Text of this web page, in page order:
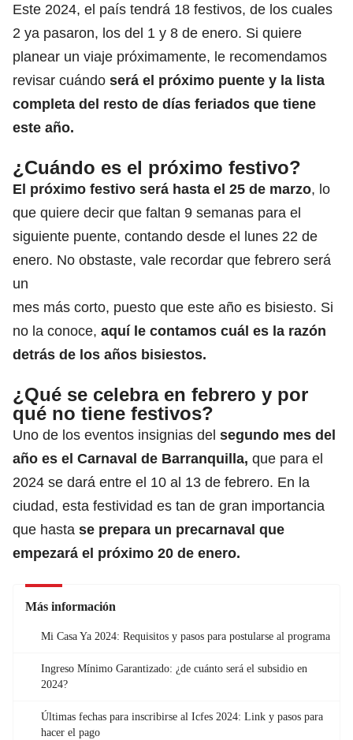
Este 2024, el país tendrá 18 festivos, de los cuales
2 ya pasaron, los del 1 y 8 de enero. Si quiere
planear un viaje próximamente, le recomendamos
revisar cuándo será el próximo puente y la lista
completa del resto de días feriados que tiene
este año.
¿Cuándo es el próximo festivo?
El próximo festivo será hasta el 25 de marzo, lo
que quiere decir que faltan 9 semanas para el
siguiente puente, contando desde el lunes 22 de
enero. No obstaste, vale recordar que febrero será
un
mes más corto, puesto que este año es bisiesto. Si
no la conoce, aquí le contamos cuál es la razón
detrás de los años bisiestos.
¿Qué se celebra en febrero y por
qué no tiene festivos?
Uno de los eventos insignias del segundo mes del
año es el Carnaval de Barranquilla, que para el
2024 se dará entre el 10 al 13 de febrero. En la
ciudad, esta festividad es tan de gran importancia
que hasta se prepara un precarnaval que
empezará el próximo 20 de enero.
Más información
Mi Casa Ya 2024: Requisitos y pasos para postularse al programa
Ingreso Mínimo Garantizado: ¿de cuánto será el subsidio en
2024?
Últimas fechas para inscribirse al Icfes 2024: Link y pasos para
hacer el pago